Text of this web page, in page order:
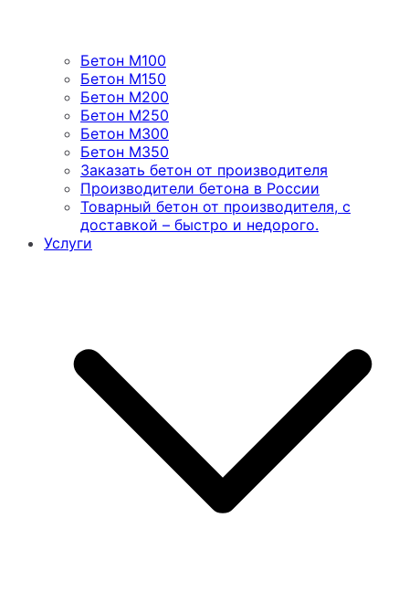
Бетон М100
Бетон М150
Бетон М200
Бетон М250
Бетон М300
Бетон М350
Заказать бетон от производителя
Производители бетона в России
Товарный бетон от производителя, с
доставкой – быстро и недорого.
Услуги